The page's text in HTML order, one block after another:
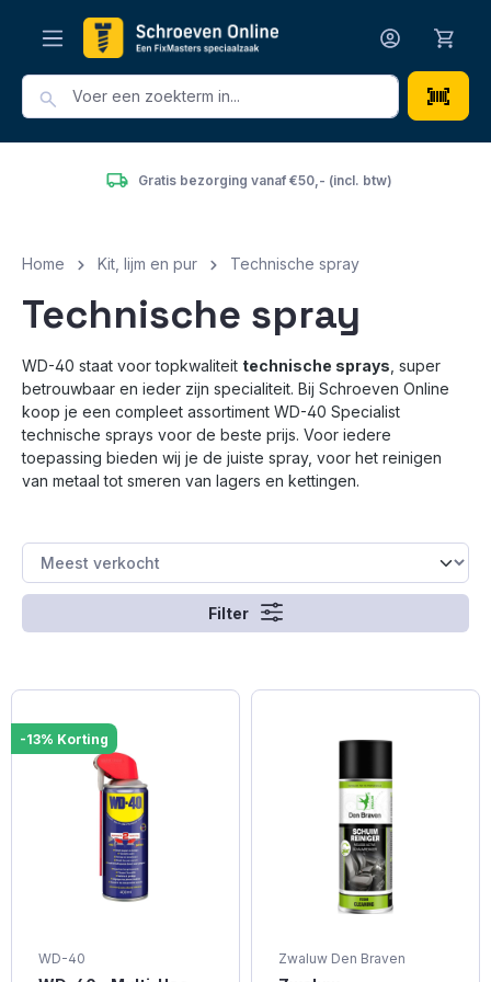
Gratis bezorging vanaf €50,- (incl. btw)
Home Kit, lijm en pur Technische spray
Technische spray
WD-40 staat voor topkwaliteit technische sprays , super
betrouwbaar en ieder zijn specialiteit. Bij Schroeven Online
koop je een compleet assortiment WD-40 Specialist
technische sprays voor de beste prijs. Voor iedere
toepassing bieden wij je de juiste spray, voor het reinigen
van metaal tot smeren van lagers en kettingen.
Filter
-13% Korting
WD-40 Zwaluw Den Braven